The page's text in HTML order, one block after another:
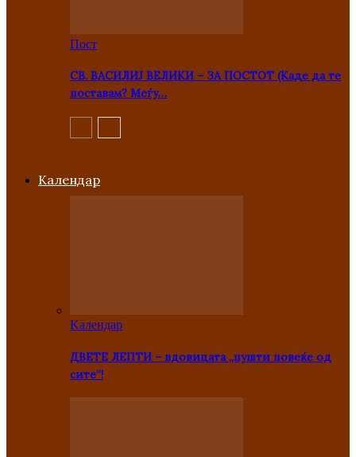
Пост
СВ. ВАСИЛИЈ ВЕЛИКИ – ЗА ПОСТОТ (Каде да те
поставам? Меѓу…
Kалендар
Kалендар
ДВЕТЕ ЛЕПТИ – вдовицата „пушти повеќе од
сите“!